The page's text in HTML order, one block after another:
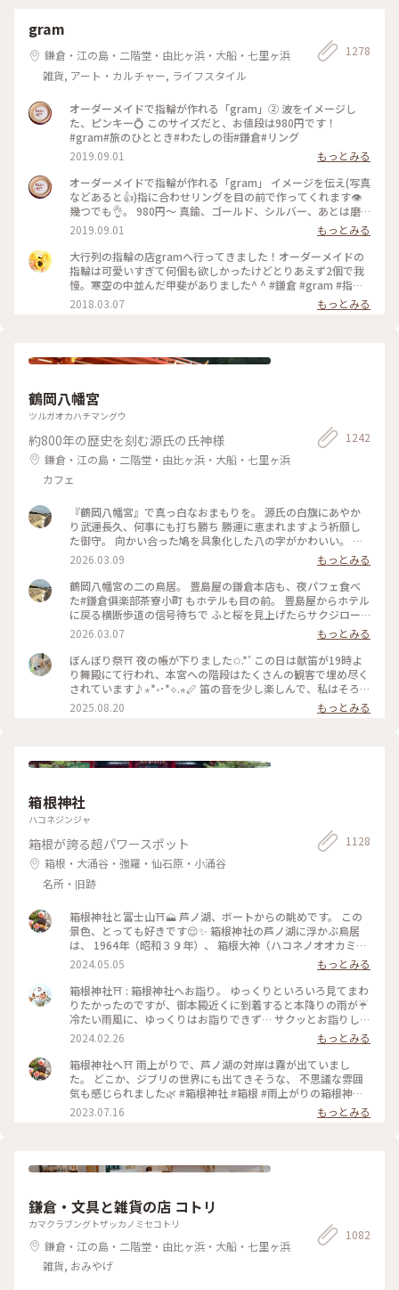
gram
鎌倉・江の島・二階堂・由比ヶ浜・大船・七里ヶ浜
雑貨, アート・カルチャー, ライフスタイル
1278
オーダーメイドで指輪が作れる「gram」② 波をイメージし
た、ピンキー💍 このサイズだと、お値段は980円です！
#gram#旅のひととき#わたしの街#鎌倉#リング
2019.09.01
もっとみる
オーダーメイドで指輪が作れる「gram」 イメージを伝え(写真
などあると👍)指に合わせリングを目の前で作ってくれます👁
幾つでも👌。 980円〜 真鍮、ゴールド、シルバー、あとは磨
きをかけるかマットな感じにするか💍😊✨✨ 今回は、左からピ
ンキー、中指、親指と作りました😅 いつもは行列がすごいの
に、この日、整理券なし、30分並び入れました😱😱‼️(平日の
夕方) 皆さん、カップルもいだけど、グループで来られ旅の思
い出に作られたりしている方が多かったです😊 まさか、入れ
ると思わなかったので、待ち時間に情報収集し勢いで作ったリ
ング。それでも、なんだか愛着がわきますね… 次は、重ね付け
2019.09.01
もっとみる
大行列の指輪の店gramへ行ってきました！オーダーメイドの
指輪は可愛いすぎて何個も欲しかったけどとりあえず2個で我
慢。寒空の中並んだ甲斐がありました^ ^ #鎌倉 #gram #指輪
#オーダーメイド
2018.03.07 もっとみる
鶴岡八幡宮
ツルガオカハチマングウ
約800年の歴史を刻む源氏の氏神様
鎌倉・江の島・二階堂・由比ヶ浜・大船・七里ヶ浜
カフェ
1242
『鶴岡八幡宮』で真っ白なおまもりを。 源氏の白旗にあやか
り武運長久、何事にも打ち勝ち 勝運に恵まれますよう祈願し
た御守。 向かい合った鳩を具象化した八の字がかわいい。 鳩
が道案内をする“八幡神の使い”とされる神聖な鳥であり、 対
の鳩が末広がりで縁起が良いことも理由だそうです。 #はじめ
ての鎌倉#鎌倉#鶴岡八幡宮#国指定重要文化財#狛犬#旅の記念
2026.03.09
もっとみる
鶴岡八幡宮の二の鳥居。 豊島屋の鎌倉本店も、夜パフェ食べ
た#鎌倉俱楽部茶寮小町 もホテルも目の前。 豊島屋からホテル
に戻る横断歩道の信号待ちで ふと桜を見上げたらサクジロー
がいたのでiPhoneで。 #はじめての鎌倉#Ayu桜#サクジロー#
鎌倉#鶴岡八幡宮#二の鳥居#狛犬
2026.03.07
もっとみる
ぼんぼり祭⛩ 夜の帳が下りました✩.*˚ この日は献笛が19時よ
り舞殿にて行われ、本宮への階段はたくさんの観客で埋め尽く
されています♪⋆*॰･*⟡.⋆🪈 笛の音を少し楽しんで、私はそろそ
ろ帰らなければと、またぼんぼりを眺めながら参道を歩きます
まだこの時間からもたくさんの人が次々と向かっていて、長年
*˙︶˙*)ﾉ"ﾏﾀﾈｰ♡ #ゆるり夏時間 #神奈川 #鎌倉 #鶴岡八幡宮 #
2025.08.20 もっとみる
箱根神社
ハコネジンジャ
箱根が誇る超パワースポット
箱根・大涌谷・強羅・仙石原・小涌谷
名所・旧跡
1128
箱根神社と富士山⛩️🗻 芦ノ湖、ボートからの眺めです。 この
景色、とっても好きです😌✨ 箱根神社の芦ノ湖に浮かぶ鳥居
は、 1964年（昭和３９年）、 箱根大神（ハコネノオオカミ）
御鎮座 １２００年と東京オリンピック開催を奉祝記念し、
「平和」の扁額が掲げられたそうです。 講和条約の全権特命大
使として調印した 吉田茂元首相が書かれたそうで、 それ以来
「平和の鳥居」と親しまれています。 この「平和」の文字は、
芦ノ湖側からしか見られないので、 見た時はおおぉ〜✨と感動
しました😊 #箱根神社 #芦ノ湖 #平和の鳥居 #GW #春色さがし
2024.05.05
もっとみる
箱根神社⛩️ : 箱根神社へお詣り。 ゆっくりといろいろ見てまわ
りたかったのですが、御本殿近くに到着すると本降りの雨が☔️
冷たい雨風に、ゆっくりはお詣りできず… サクッとお詣りして
車に戻りました😭 : 九頭竜神社の新宮もあって見所満載です
が、景色の写真も撮れず…残念でした😢 いろいろ後悔が残る…
また箱根に来たら、もう一度ちゃんとお詣りしに来たいです✨
木々や苔の緑が綺麗で癒されました🌿 : 平日なのにたくさんの
人がいました。 御朱印もたくさん待つかな？と思ったけれど、
意外にも待っている人はいなくて、すぐにいただくことができ
ました。 : 特に良い写真もないのですが、旅の思い出投稿でし
のミルキーな毎日
2024.02.26
もっとみる
箱根神社へ⛩ 雨上がりで、芦ノ湖の対岸は霧が出ていまし
た。 どこか、ジブリの世界にも出てきそうな、 不思議な雰囲
気も感じられました🌿 #箱根神社 #箱根 #雨上がりの箱根神社
#私のことりっぷ旅 #美しい町
2023.07.16 もっとみる
鎌倉・文具と雑貨の店 コトリ
カマクラブングトザッカノミセコトリ
鎌倉・江の島・二階堂・由比ヶ浜・大船・七里ヶ浜
雑貨, おみやげ
1082